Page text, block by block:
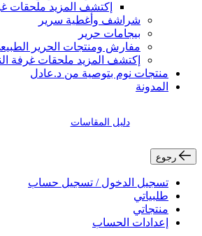
إكتشف المزيد ملحقات
شراشف وأغطية سرير
بيجامات حرير
مفارش ومنتجات الحرير
إكتشف المزيد ملحقات غرفة
منتجات نوم بتوصية من د.عادل
المدونة
دليل المقاسات
رجوع
تسجيل الدخول / تسجيل حساب
طلبياتي
منتجاتي
إعدادات الحساب